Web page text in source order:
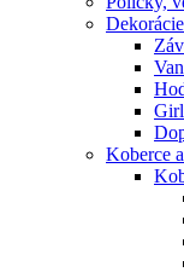
Dekorácie
Koberce